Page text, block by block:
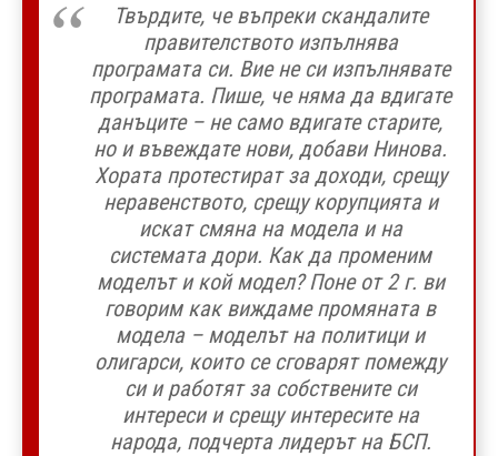
Твърдите, че въпреки скандалите
правителството изпълнява
програмата си. Вие не си изпълнявате
програмата. Пише, че няма да вдигате
данъците – не само вдигате старите,
но и въвеждате нови, добави Нинова.
Хората протестират за доходи, срещу
неравенството, срещу корупцията и
искат смяна на модела и на
системата дори. Как да променим
моделът и кой модел? Поне от 2 г. ви
говорим как виждаме промяната в
модела – моделът на политици и
олигарси, които се сговарят помежду
си и работят за собствените си
интереси и срещу интересите на
народа, подчерта лидерът на БСП.